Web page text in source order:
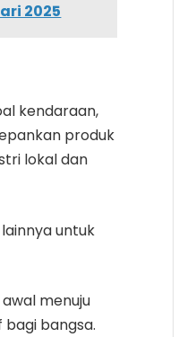
2025
kendaraan,
produk
lokal dan
untuk
menuju
bangsa.